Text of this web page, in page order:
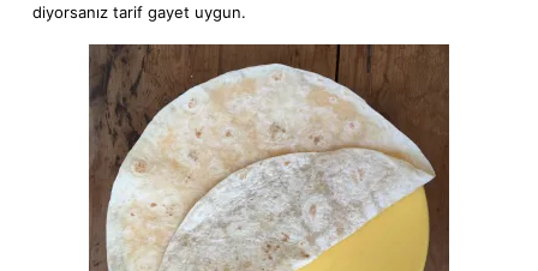
diyorsanız tarif gayet uygun.